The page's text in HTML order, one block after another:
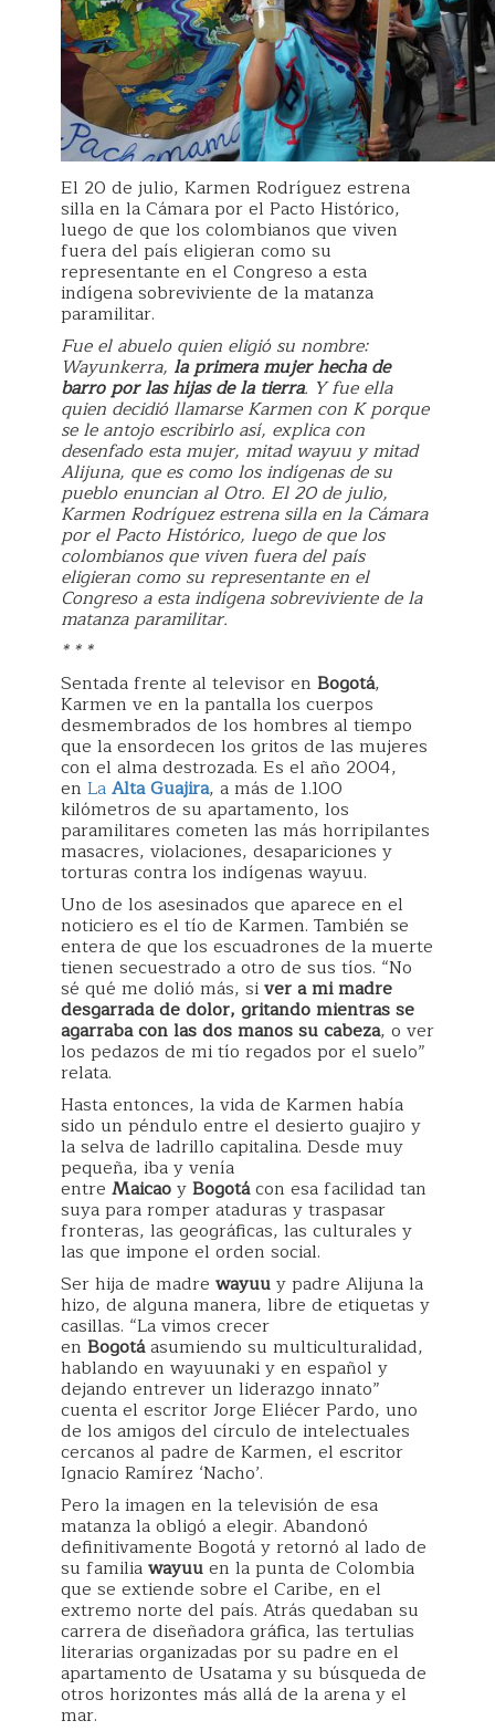
El 20 de julio, Karmen Rodríguez estrena
silla en la Cámara por el Pacto Histórico,
luego de que los colombianos que viven
fuera del país eligieran como su
representante en el Congreso a esta
indígena sobreviviente de la matanza
paramilitar.
Fue el abuelo quien eligió su nombre:
Wayunkerra, la primera mujer hecha de
barro por las hijas de la tierra. Y fue ella
quien decidió llamarse Karmen con K porque
se le antojo escribirlo así, explica con
desenfado esta mujer, mitad wayuu y mitad
Alijuna, que es como los indígenas de su
pueblo enuncian al Otro. El 20 de julio,
Karmen Rodríguez estrena silla en la Cámara
por el Pacto Histórico, luego de que los
colombianos que viven fuera del país
eligieran como su representante en el
Congreso a esta indígena sobreviviente de la
matanza paramilitar.
* * *
Sentada frente al televisor en Bogotá,
Karmen ve en la pantalla los cuerpos
desmembrados de los hombres al tiempo
que la ensordecen los gritos de las mujeres
con el alma destrozada. Es el año 2004,
en LaAlta Guajira, a más de 1.100
kilómetros de su apartamento, los
paramilitares cometen las más horripilantes
masacres, violaciones, desapariciones y
torturas contra los indígenas wayuu.
Uno de los asesinados que aparece en el
noticiero es el tío de Karmen. También se
entera de que los escuadrones de la muerte
tienen secuestrado a otro de sus tíos. “No
sé qué me dolió más, siver a mi madre
desgarrada de dolor, gritando mientras se
agarraba con las dos manos su cabeza, o ver
los pedazos de mi tío regados por el suelo”
relata.
Hasta entonces, la vida de Karmen había
sido un péndulo entre el desierto guajiro y
la selva de ladrillo capitalina. Desde muy
pequeña, iba y venía
entre MaicaoyBogotácon esa facilidad tan
suya para romper ataduras y traspasar
fronteras, las geográficas, las culturales y
las que impone el orden social.
Ser hija de madre wayuuy padre Alijuna la
hizo, de alguna manera, libre de etiquetas y
casillas. “La vimos crecer
en Bogotáasumiendo su multiculturalidad,
hablando en wayuunaki y en español y
dejando entrever un liderazgo innato”
cuenta el escritor Jorge Eliécer Pardo, uno
de los amigos del círculo de intelectuales
cercanos al padre de Karmen, el escritor
Ignacio Ramírez ‘Nacho’.
Pero la imagen en la televisión de esa
matanza la obligó a elegir. Abandonó
definitivamente Bogotá y retornó al lado de
su familiawayuuen la punta de Colombia
que se extiende sobre el Caribe, en el
extremo norte del país. Atrás quedaban su
carrera de diseñadora gráfica, las tertulias
literarias organizadas por su padre en el
apartamento de Usatama y su búsqueda de
otros horizontes más allá de la arena y el
mar.